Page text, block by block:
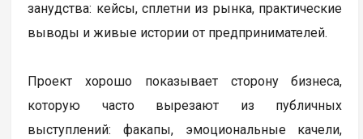
занудства: кейсы, сплетни из рынка, практические
выводы и живые истории от предпринимателей.
Проект хорошо показывает сторону бизнеса,
которую часто вырезают из публичных
выступлений: факапы, эмоциональные качели,